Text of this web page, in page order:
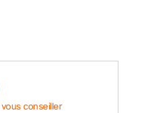
vous conseiller